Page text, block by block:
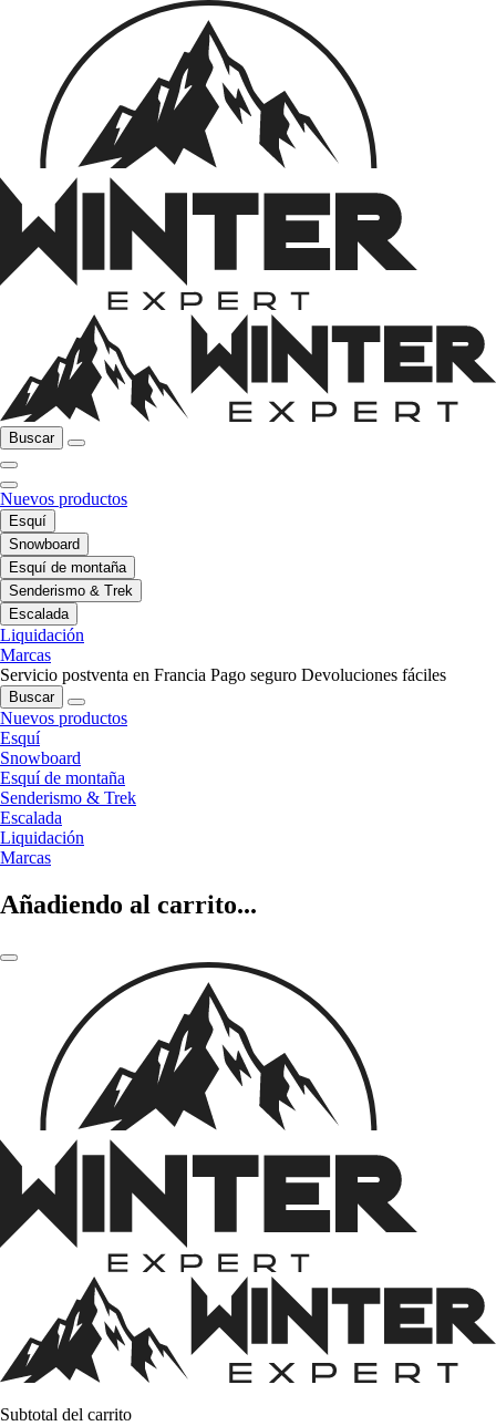
Buscar
Nuevos productos
Esquí
Snowboard
Esquí de montaña
Senderismo & Trek
Escalada
Liquidación
Marcas
Servicio postventa en Francia Pago seguro Devoluciones fáciles
Buscar
Nuevos productos
Esquí
Snowboard
Esquí de montaña
Senderismo & Trek
Escalada
Liquidación
Marcas
Añadiendo al carrito...
Subtotal del carrito